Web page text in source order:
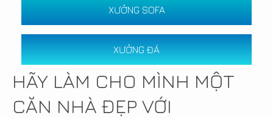
XƯỞNG SOFA
XƯỞNG ĐÁ
HÃY LÀM CHO MÌNH MỘT
CĂN NHÀ ĐẸP VỚI